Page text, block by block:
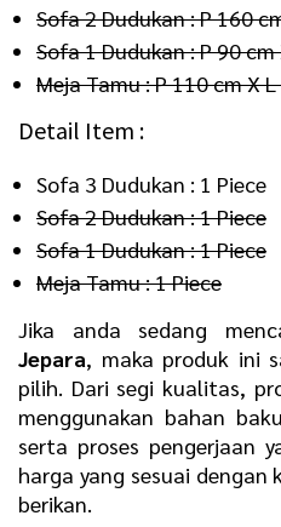
Sofa 2 Dudukan : P 160
Sofa 1 Dudukan : P 90
Meja Tamu : P 110 cm X
Detail Item :
Sofa 3 Dudukan : 1 Piece
Sofa 2 Dudukan : 1 Piece
Sofa 1 Dudukan : 1 Piece
Meja Tamu : 1 Piece
Jika anda sedang
Jepara, maka produk ini
pilih. Dari segi kualitas,
menggunakan bahan
serta proses pengerjaan
harga yang sesuai
berikan.